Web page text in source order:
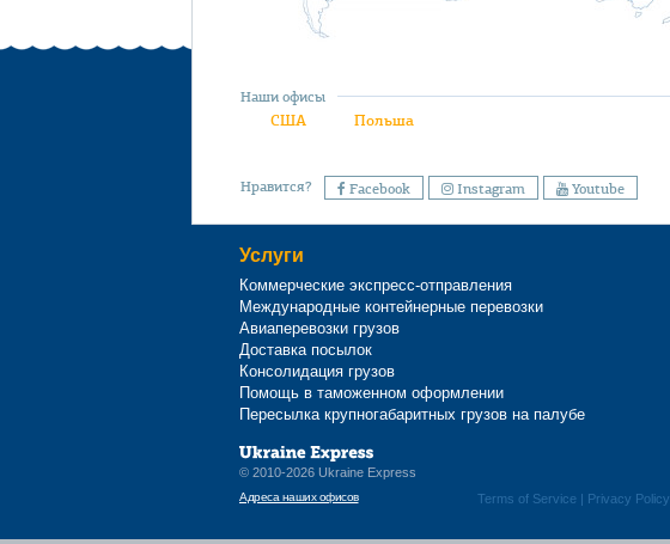
Наши офисы
США Польша
Нравится? Facebook Instagram Youtube
Услуги
Коммерческие экспресс-отправления
Международные контейнерные перевозки
Авиаперевозки грузов
Доставка посылок
Консолидация грузов
Помощь в таможенном оформлении
Пересылка крупногабаритных грузов на палубе
Terms of Service | Privacy Policy
© 2010-2026 Ukraine Express
Адреса наших офисов